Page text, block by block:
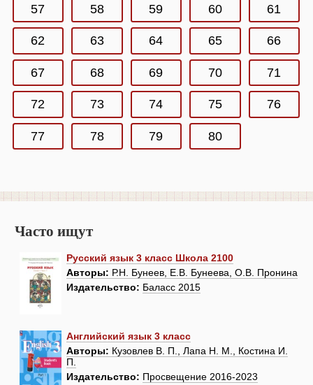
57 58 59 60 61
62 63 64 65 66
67 68 69 70 71
72 73 74 75 76
77 78 79 80
Часто ищут
Русский язык 3 класс Школа 2100
Авторы: Р.Н. Бунеев, Е.В. Бунеева, О.В. Пронина
Издательство: Баласс 2015
Английский язык 3 класс
Авторы: Кузовлев В. П., Лапа Н. М., Костина И.
П.
Издательство: Просвещение 2016-2023